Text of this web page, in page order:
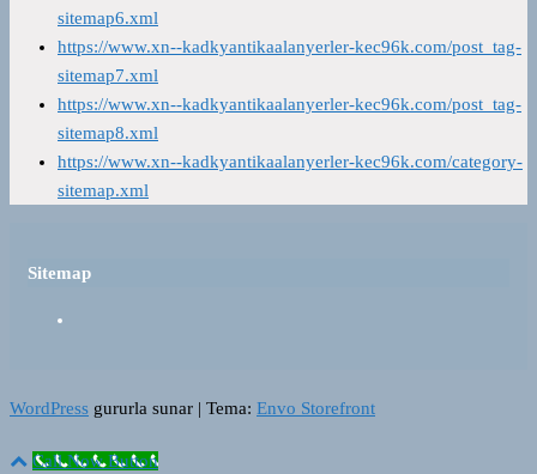
sitemap6.xml
https://www.xn--kadkyantikaalanyerler-kec96k.com/post_tag-
sitemap7.xml
https://www.xn--kadkyantikaalanyerler-kec96k.com/post_tag-
sitemap8.xml
https://www.xn--kadkyantikaalanyerler-kec96k.com/category-
sitemap.xml
Sitemap
WordPress gururla sunar | Tema: Envo Storefront
Call Now Button